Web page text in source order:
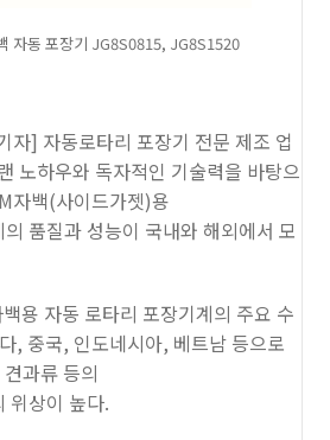
자동 포장기 JG8S0815, JG8S1520
자] 자동로타리 포장기 전문 제조 업
노하우와 독자적인 기술력을 바탕으
자백(사이드가젯)용
품질과 성능이 국내와 해외에서 모
용 자동 로타리 포장기계의 주요 수
, 중국, 인도네시아, 베트남 등으로
과류 등의
위상이 높다.